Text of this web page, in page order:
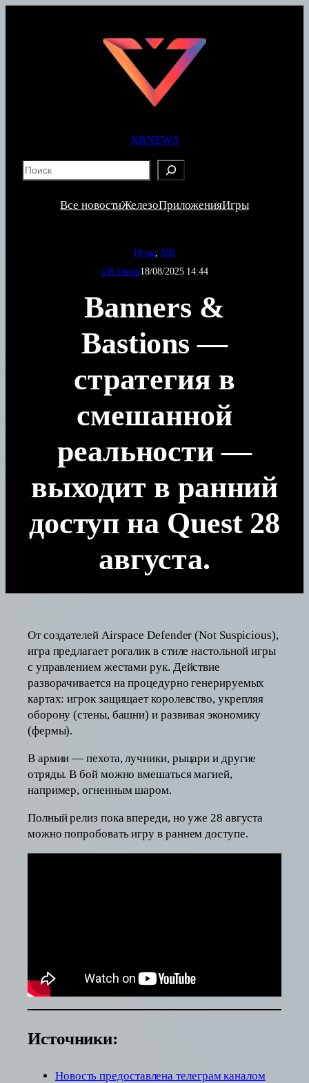
XRNEWS
Все новостиЖелезоПриложенияИгры
Игры, MR
VR Union18/08/2025 14:44
Banners &
Bastions —
стратегия в
смешанной
реальности —
выходит в ранний
доступ на Quest 28
августа.
От создателей Airspace Defender (Not Suspicious),
игра предлагает рогалик в стиле настольной игры
с управлением жестами рук. Действие
разворачивается на процедурно генерируемых
картах: игрок защищает королевство, укрепляя
оборону (стены, башни) и развивая экономику
(фермы).
В армии — пехота, лучники, рыцари и другие
отряды. В бой можно вмешаться магией,
например, огненным шаром.
Полный релиз пока впереди, но уже 28 августа
можно попробовать игру в раннем доступе.
Источники:
Новость предоставлена телеграм каналом